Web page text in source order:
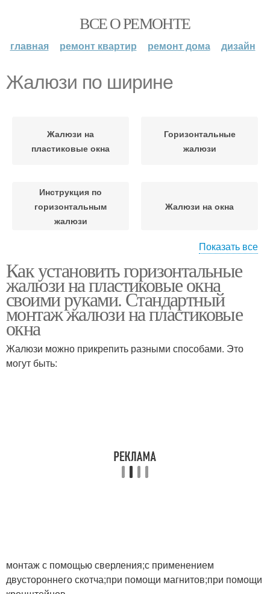
ВСЕ О РЕМОНТЕ
главная ремонт квартир ремонт дома дизайн
Жалюзи по ширине
Жалюзи на
пластиковые окна
Горизонтальные
жалюзи
Инструкция по
горизонтальным
жалюзи
Жалюзи на окна
Жалюзи с помощью Жалюзи без сверления
Оконные жалюзи
Показать все
Как установить горизонтальные
жалюзи на пластиковые окна
своими руками. Стандартный
монтаж жалюзи на пластиковые
окна
Жалюзи можно прикрепить разными способами. Это
могут быть:
монтаж с помощью сверления;с применением
двустороннего скотча;при помощи магнитов;при помощи